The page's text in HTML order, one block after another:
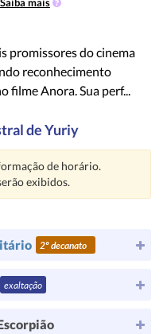
promissores do cinema
reconhecimento
filme Anora. Sua perf...
de Yuriy
de horário.
exibidos.
2º decanato
exaltação